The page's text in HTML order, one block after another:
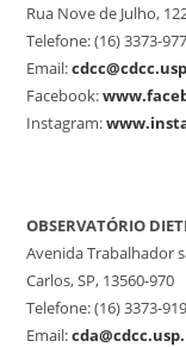
Rua Nove de Julho,
Telefone: (16) 3373-
Email:
Facebook:
Instagram:
OBSERVATÓRIO
Avenida Trabalhador
Carlos, SP, 13560-970
Telefone: (16) 3373-
Email: